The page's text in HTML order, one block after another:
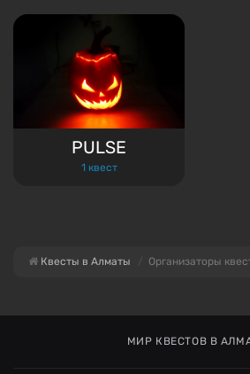
PULSE
1 квест
Квесты в Алматы Организаторы
МИР КВЕСТОВ В